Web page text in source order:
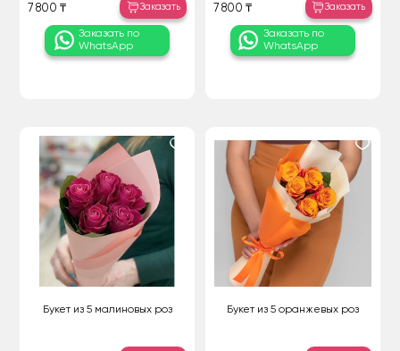
7 800 ₸ Заказать
Заказать по
WhatsApp
7 800 ₸ Заказать
Заказать по
WhatsApp
Букет из 5 малиновых роз Букет из 5 оранжевых роз